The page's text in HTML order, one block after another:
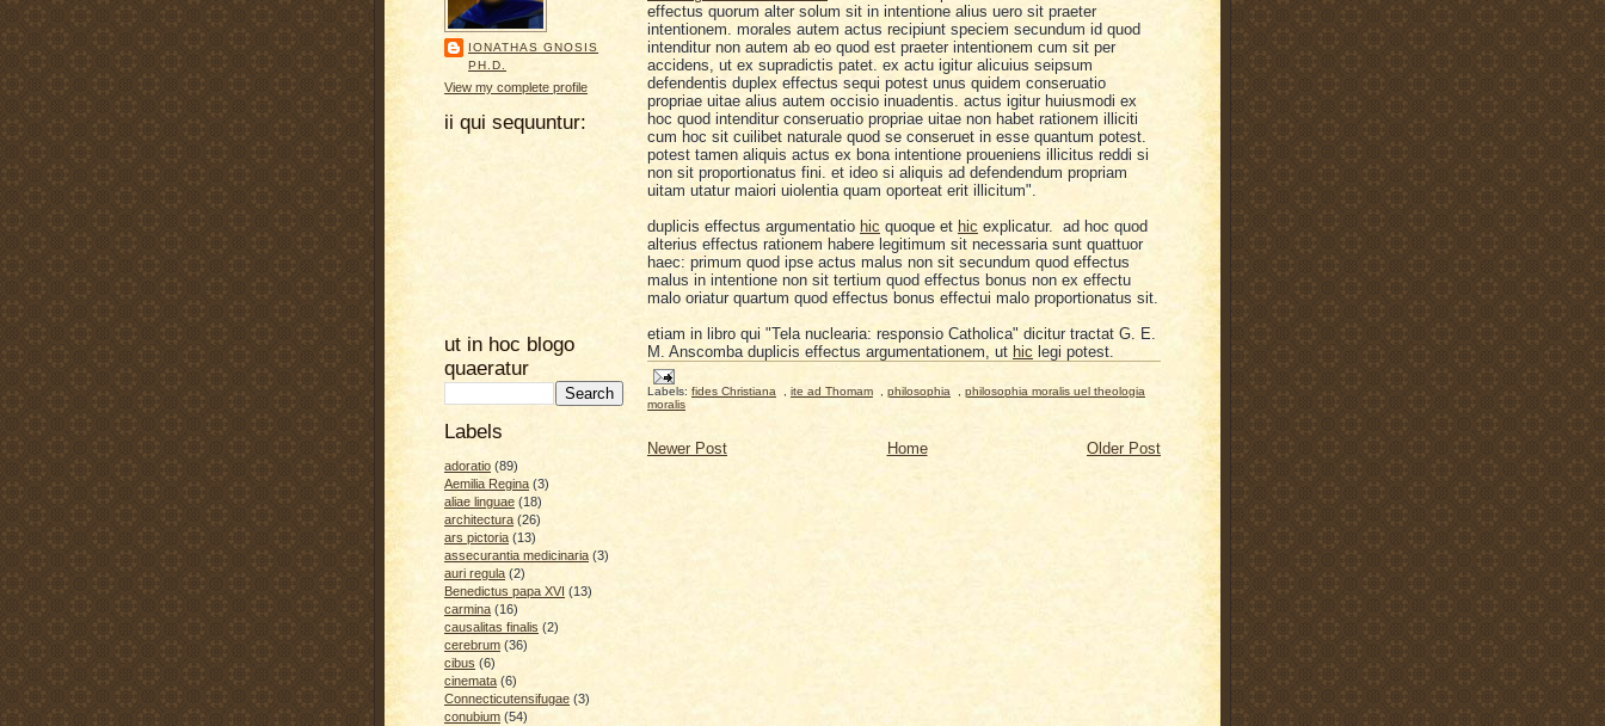
IONATHAS GNOSIS
PH.D.
View my complete profile
ii qui sequuntur:
ut in hoc blogo
quaeratur
Labels
adoratio (89)
Aemilia Regina (3)
aliae linguae (18)
architectura (26)
ars pictoria (13)
assecurantia medicinaria (3)
auri regula (2)
Benedictus papa XVI (13)
carmina (16)
causalitas finalis (2)
cerebrum (36)
cibus (6)
cinemata (6)
Connecticutensifugae (3)
conubium (54)
effectus quorum alter solum sit in intentione alius uero sit praeter
intentionem. morales autem actus recipiunt speciem secundum id quod
intenditur non autem ab eo quod est praeter intentionem cum sit per
accidens ut ex supradictis patet. ex actu igitur alicuius seipsum
defendentis duplex effectus sequi potest unus quidem conseruatio
propriae uitae alius autem occisio inuadentis. actus igitur huiusmodi ex
hoc quod intenditur conseruatio propriae uitae non habet rationem illiciti
cum hoc sit cuilibet naturale quod se conseruet in esse quantum potest.
potest tamen aliquis actus ex bona intentione proueniens illicitus reddi si
non sit proportionatus fini. et ideo si aliquis ad defendendum propriam
uitam utatur maiori uiolentia quam oporteat erit illicitum".
duplicis effectus argumentatio hic quoque et hic explicatur.
ad hoc quod
alterius effectus rationem habere legitimum sit necessaria sunt quattuor
haec: primum quod ipse actus malus non sit secundum quod effectus
malus in intentione non sit tertium quod effectus bonus non ex effectu
malo oriatur quartum quod effectus bonus effectui malo proportionatus sit.
etiam in libro qui "Tela nuclearia: responsio Catholica" dicitur tractat G. E.
M. Anscomba duplicis effectus argumentationem, ut hic legi potest.
Labels: fides Christiana ite ad Thomam philosophia
philosophia moralis uel theologia
moralis
Newer Post Older Post
Home